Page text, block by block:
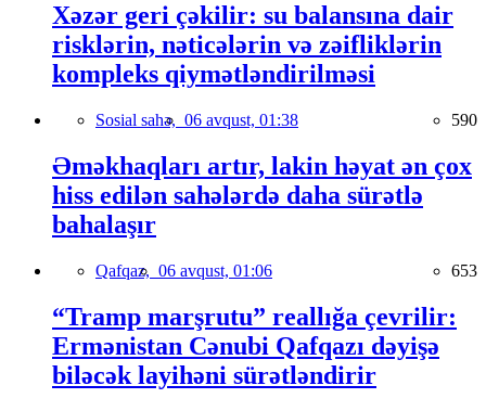
Xəzər geri çəkilir: su balansına dair
risklərin, nəticələrin və zəifliklərin
kompleks qiymətləndirilməsi
Sosial sahə, 06 avqust, 01:38 590
Əməkhaqları artır, lakin həyat ən çox
hiss edilən sahələrdə daha sürətlə
bahalaşır
Qafqaz, 06 avqust, 01:06 653
“Tramp marşrutu” reallığa çevrilir:
Ermənistan Cənubi Qafqazı dəyişə
biləcək layihəni sürətləndirir